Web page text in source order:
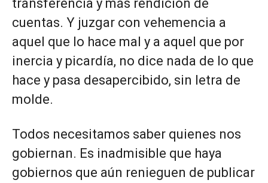
transferencia y más rendición de
cuentas. Y juzgar con vehemencia a
aquel que lo hace mal y a aquel que por
inercia y picardía, no dice nada de lo que
hace y pasa desapercibido, sin letra de
molde.
Todos necesitamos saber quienes nos
gobiernan. Es inadmisible que haya
gobiernos que aún renieguen de publicar